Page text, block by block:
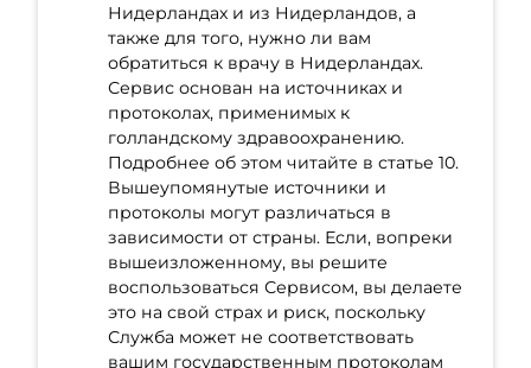
Нидерландах и из Нидерландов, а
также для того, нужно ли вам
обратиться к врачу в Нидерландах.
Сервис основан на источниках и
протоколах, применимых к
голландскому здравоохранению.
Подробнее об этом читайте в статье 10.
Вышеупомянутые источники и
протоколы могут различаться в
зависимости от страны. Если, вопреки
вышеизложенному, вы решите
воспользоваться Сервисом, вы делаете
это на свой страх и риск, поскольку
Служба может не соответствовать
вашим государственным протоколам